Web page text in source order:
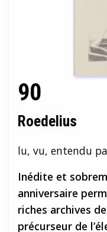
90
Roedelius
lu, vu, entendu
Inédite et
anniversaire
riches archives
précurseur de